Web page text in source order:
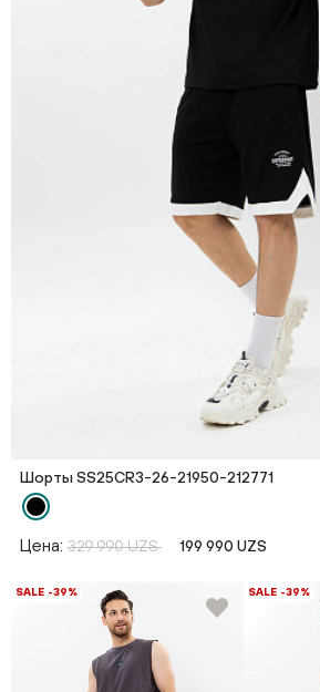
Шорты SS25CR3-26-21950-212771
Цена: 329 990 UZS 199 990 UZS
SALE -39% SALE -39%